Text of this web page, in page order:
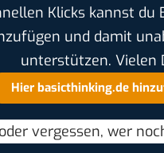
Klicks kannst du
und damit
unterstützen. Vielen
Hier basicthinking.de
vergessen, wer